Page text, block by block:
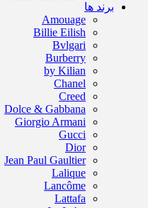
برند ها
Amouage
Billie Eilish
Bvlgari
Burberry
by Kilian
Chanel
Creed
Dolce & Gabbana
Giorgio Armani
Gucci
Dior
Jean Paul Gaultier
Lalique
Lancôme
Lattafa